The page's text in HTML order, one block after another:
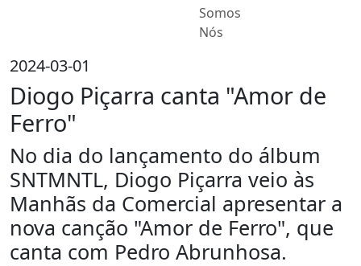
Somos
Nós
2024-03-01
Diogo Piçarra canta "Amor de
Ferro"
No dia do lançamento do álbum
SNTMNTL, Diogo Piçarra veio às
Manhãs da Comercial apresentar a
nova canção "Amor de Ferro", que
canta com Pedro Abrunhosa.